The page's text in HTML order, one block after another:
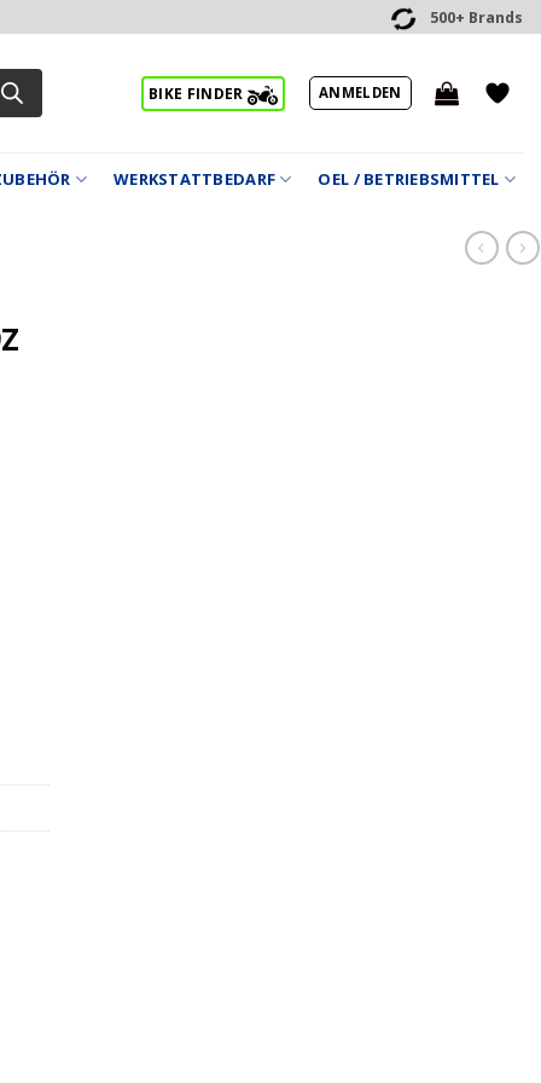
500+ Brands
BIKE FINDER ANMELDEN
WERKSTATTBEDARF OEL / BETRIEBSMITTEL
Alu schwarz Menge